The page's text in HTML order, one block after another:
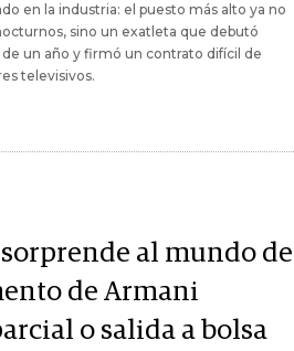
en la industria: el puesto más alto ya no
sino un exatleta que debutó
un año y firmó un contrato difícil de
televisivos.
al mundo de
de Armani
o salida a bolsa